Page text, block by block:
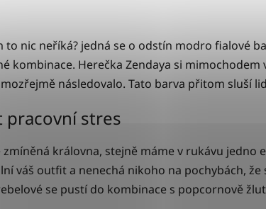
nic neříká? jedná se o odstín modro fialové
kombinace. Herečka Zendaya si
následovalo. Tato barva přitom sluší
pracovní stres
královna, stejně máme v rukávu jedno
váš outfit a nenechá nikoho na pochybách,
se pustí do kombinace s popcornově